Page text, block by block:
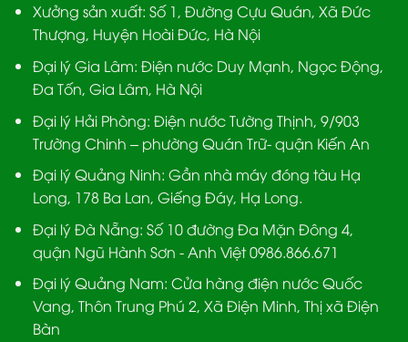
Xưởng sản xuất: Số 1, Đường Cựu Quán, Xã Đức
Thượng, Huyện Hoài Đức, Hà Nội
Đại lý Gia Lâm: Điện nước Duy Mạnh, Ngọc Động,
Đa Tốn, Gia Lâm, Hà Nội
Đại lý Hải Phòng: Điện nước Tường Thịnh, 9/903
Trường Chinh – phường Quán Trữ- quận Kiến An
Đại lý Quảng Ninh: Gần nhà máy đóng tàu Hạ
Long, 178 Ba Lan, Giếng Đáy, Hạ Long.
Đại lý Đà Nẵng: Số 10 đường Đa Mặn Đông 4,
quận Ngũ Hành Sơn - Anh Việt 0986.866.671
Đại lý Quảng Nam: Cửa hàng điện nước Quốc
Vang, Thôn Trung Phú 2, Xã Điện Minh, Thị xã Điện
Bàn